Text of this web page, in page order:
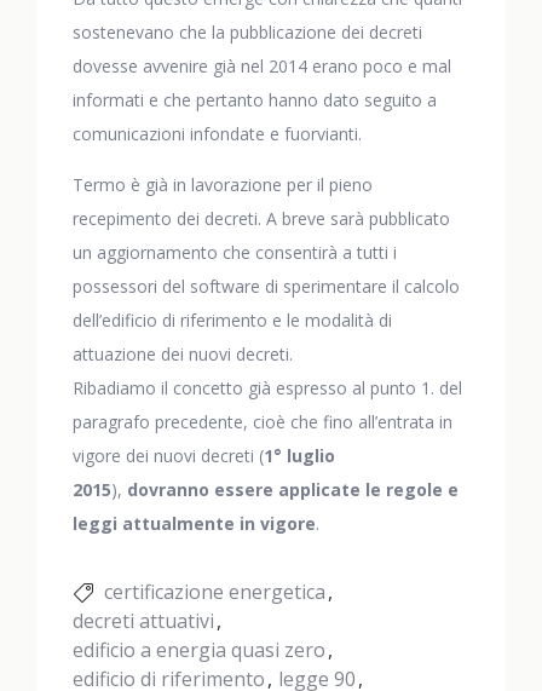
sostenevano che la pubblicazione dei decreti
dovesse avvenire già nel 2014 erano poco e mal
informati e che pertanto hanno dato seguito a
comunicazioni infondate e fuorvianti.
Termo è già in lavorazione per il pieno
recepimento dei decreti. A breve sarà pubblicato
un aggiornamento che consentirà a tutti i
possessori del software di sperimentare il calcolo
dell’edificio di riferimento e le modalità di
attuazione dei nuovi decreti.
Ribadiamo il concetto già espresso al punto 1. del
paragrafo precedente, cioè che fino all’entrata in
vigore dei nuovi decreti (1° luglio
2015), dovranno essere applicate le regole e
leggi attualmente in vigore.
certificazione energetica
decreti attuativi
edificio a energia quasi zero
edificio di riferimento legge 90